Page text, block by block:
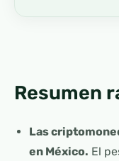
Resumen
Las
en México. El